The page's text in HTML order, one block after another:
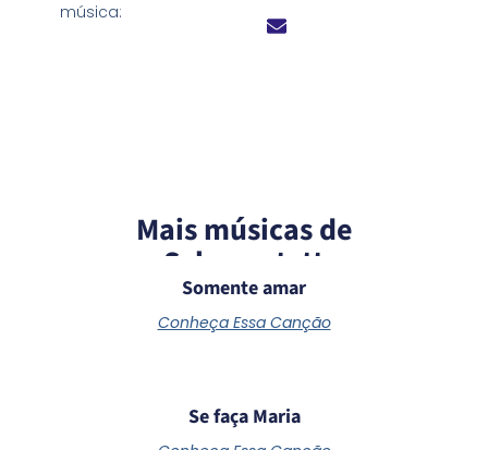
música:
Mais músicas de
Schoenstatt
Somente amar
Conheça Essa Canção
Se faça Maria